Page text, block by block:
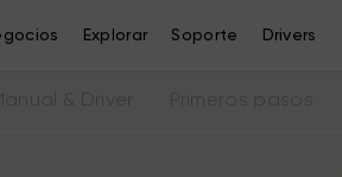
Explorar Soporte Drivers